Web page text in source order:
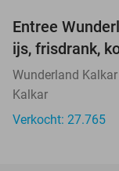
Entree
ijs, frisdrank,
Wunderland Kalkar
Kalkar
Verkocht: 27.765